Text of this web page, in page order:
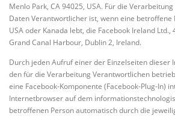
Menlo Park, CA 94025, USA. Für die
Daten Verantwortlicher ist, wenn eine betroffene
USA oder Kanada lebt, die Facebook Ireland Ltd.,
Grand Canal Harbour, Dublin 2, Ireland.
Durch jeden Aufruf einer der Einzelseiten dieser
den für die Verarbeitung Verantwortlichen
eine Facebook-Komponente (Facebook-Plug-In)
Internetbrowser auf dem
betroffenen Person automatisch durch die